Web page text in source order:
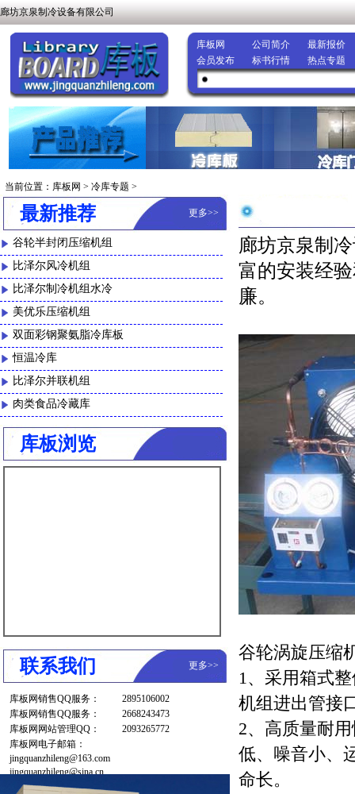
廊坊京泉制冷设备有限公司
库板网 公司简介
最新报价
会员发布
标书行情 热点专题
当前位置： 库板网 > 冷库专题 >
最新推荐 更多>>
谷轮半封闭压缩机组
比泽尔风冷机组
比泽尔制冷机组水冷
美优乐压缩机组
双面彩钢聚氨脂冷库板
恒温冷库
比泽尔并联机组
肉类食品冷藏库
库板浏览
联系我们 更多>>
库板网销售QQ服务：
2895106002
库板网销售QQ服务：
2668243473
库板网网站管理QQ：
2093265772
库板网电子邮箱：
jingquanzhileng@163.com
jingquanzhileng@sina.cn
廊坊京泉制
富的安装经
廉。
谷轮涡旋压缩
1、采用箱式
机组进出管接
2、高质量耐
低、噪音小、
命长。